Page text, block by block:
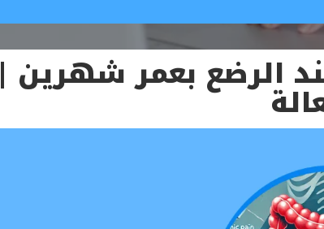
الرضع بعمر شهرين |